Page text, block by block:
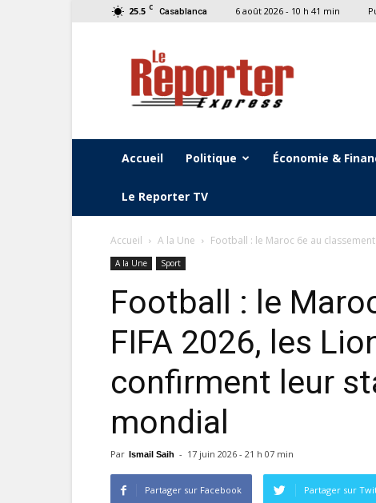
25.5 C Casablanca 6 août 2026 - 10 h 41 min
Le
Reporter
Express
Accueil Politique Économie &
Le Reporter TV
Accueil A la Une Football : le Maroc 6e au
A la Une Sport
Football : le
FIFA 2026, les
confirment leur
mondial
Par Ismail Saih - 17 juin 2026 - 21 h 07 min
Partager sur Facebook Partager sur